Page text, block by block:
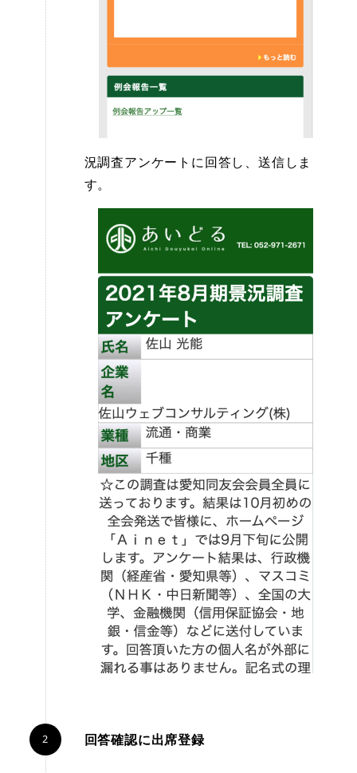
況調査アンケートに回答し、送信しま
す。
回答確認に出席登録